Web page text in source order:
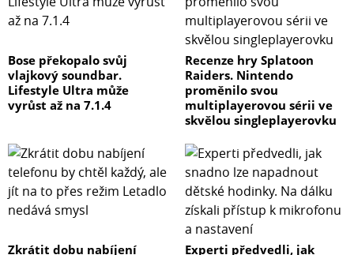
Bose překopalo svůj
vlajkový soundbar.
Lifestyle Ultra může
vyrůst až na 7.1.4
Recenze hry Splatoon
Raiders. Nintendo
proměnilo svou
multiplayerovou sérii ve
skvělou singleplayerovku
Zkrátit dobu nabíjení
Experti předvedli, jak